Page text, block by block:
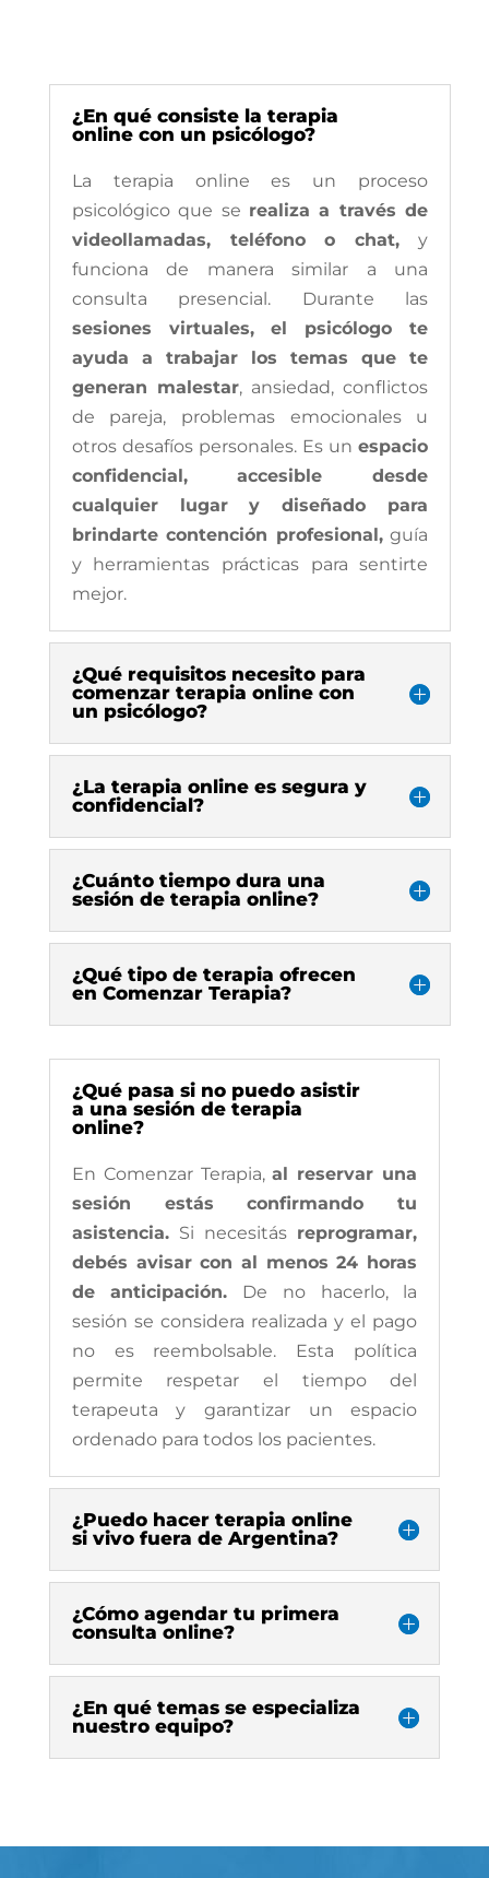
¿En qué consiste la terapia
online con un psicólogo?
La terapia online es un proceso
psicológico que se realiza a través de
videollamadas, teléfono o chat, y
funciona de manera similar a una
consulta presencial. Durante las
sesiones virtuales, el psicólogo te
ayuda a trabajar los temas que te
generan malestar, ansiedad, conflictos
de pareja, problemas emocionales u
otros desafíos personales. Es unespacio
confidencial, accesible desde
cualquier lugar y diseñado para
brindarte contención profesional,guía
y herramientas prácticas para sentirte
mejor.
¿Qué requisitos necesito para
comenzar terapia online con
un psicólogo?
¿La terapia online es segura y
confidencial?
¿Cuánto tiempo dura una
sesión de terapia online?
¿Qué tipo de terapia ofrecen
en Comenzar Terapia?
¿Qué pasa si no puedo asistir
a una sesión de terapia
online?
En Comenzar Terapia,al reservar una
sesión estás confirmando tu
asistencia.Si necesitás reprogramar,
debés avisar con al menos 24 horas
de anticipación. De no hacerlo, la
sesión se considera realizada y el pago
no es reembolsable. Esta política
permite respetar el tiempo del
terapeuta y garantizar un espacio
ordenado para todos los pacientes.
¿Puedo hacer terapia online
si vivo fuera de Argentina?
¿Cómo agendar tu primera
consulta online?
¿En qué temas se especializa
nuestro equipo?